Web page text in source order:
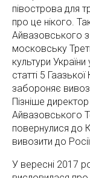
півострова для
про це нікого.
Айвазовського з
московську
культури
статті 5
забороняє
Пізніше
Айвазовського
повернулися до
вивозити до
У вересні 2017